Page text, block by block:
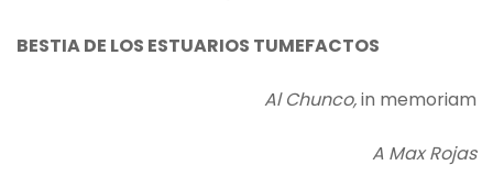
BESTIA DE LOS ESTUARIOS TUMEFACTOS
Al Chunco,in memoriam
A Max Rojas